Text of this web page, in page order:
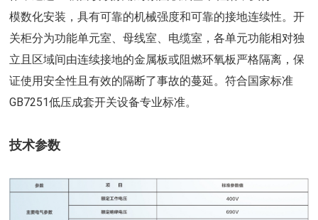
模数化安装，具有可靠的机械强度和可靠的接地连续性。开
关柜分为功能单元室、母线室、电缆室，各单元功能相对独
立且区域间由连续接地的金属板或阻燃环氧板严格隔离，保
证使用安全性且有效的隔断了事故的蔓延。符合国家标准
GB7251低压成套开关设备专业标准。
技术参数